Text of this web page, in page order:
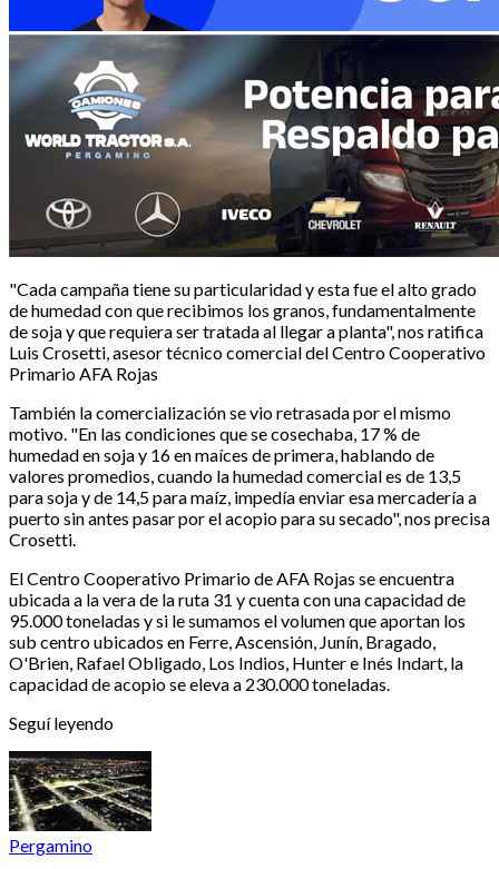
"Cada campaña tiene su particularidad y esta fue el alto grado
de humedad con que recibimos los granos, fundamentalmente
de soja y que requiera ser tratada al llegar a planta", nos ratifica
Luis Crosetti, asesor técnico comercial del Centro Cooperativo
Primario AFA Rojas
También la comercialización se vio retrasada por el mismo
motivo. "En las condiciones que se cosechaba, 17 % de
humedad en soja y 16 en maíces de primera, hablando de
valores promedios, cuando la humedad comercial es de 13,5
para soja y de 14,5 para maíz, impedía enviar esa mercadería a
puerto sin antes pasar por el acopio para su secado", nos precisa
Crosetti.
El Centro Cooperativo Primario de AFA Rojas se encuentra
ubicada a la vera de la ruta 31 y cuenta con una capacidad de
95.000 toneladas y si le sumamos el volumen que aportan los
sub centro ubicados en Ferre, Ascensión, Junín, Bragado,
O'Brien, Rafael Obligado, Los Indios, Hunter e Inés Indart, la
capacidad de acopio se eleva a 230.000 toneladas.
Seguí leyendo
Pergamino